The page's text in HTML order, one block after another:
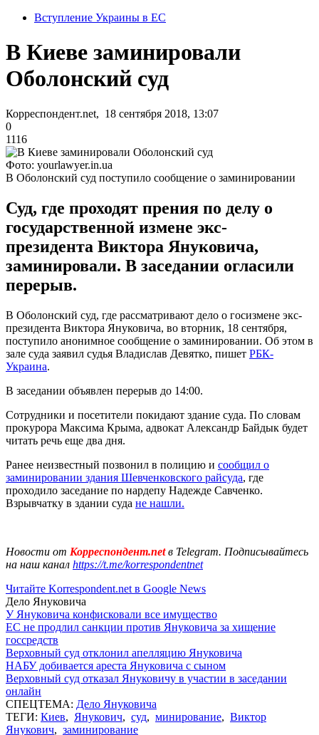
Вступление Украины в ЕС
В Киеве заминировали
Оболонский суд
Корреспондент.net, 18 сентября 2018, 13:07
0
1116
Фото: yourlawyer.in.ua
В Оболонский суд поступило сообщение о заминировании
Суд, где проходят прения по делу о
государственной измене экс-
президента Виктора Януковича,
заминировали. В заседании огласили
перерыв.
В Оболонский суд, где рассматривают дело о госизмене экс-
президента Виктора Януковича, во вторник, 18 сентября,
поступило анонимное сообщение о заминировании. Об этом в
зале суда заявил судья Владислав Девятко, пишет РБК-
Украина.
В заседании объявлен перерыв до 14:00.
Сотрудники и посетители покидают здание суда. По словам
прокурора Максима Крыма, адвокат Александр Байдык будет
читать речь еще два дня.
Ранее неизвестный позвонил в полицию и сообщил о
заминировании здания Шевченковского райсуда, где
проходило заседание по нардепу Надежде Савченко.
Взрывчатку в здании суда не нашли.
Новости от Корреспондент.netв Telegram. Подписывайтесь
на наш канал https://t.me/korrespondentnet
Читайте Korrespondent.net в Google News
Дело Януковича
У Януковича конфисковали все имущество
ЕС не продлил санкции против Януковича за хищение
госсредств
Верховный суд отклонил апелляцию Януковича
НАБУ добивается ареста Януковича с сыном
Верховный суд отказал Януковичу в участии в заседании
онлайн
СПЕЦТЕМА: Дело Януковича
ТЕГИ: Киев, Янукович, суд, минирование, Виктор
Янукович, заминирование